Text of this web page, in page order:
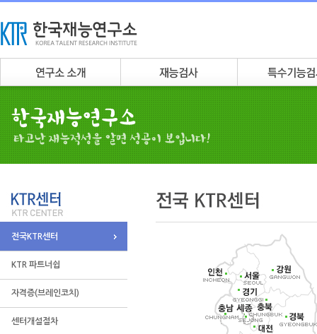
전국KTR센터
KTR 파트너쉽
자격증(브레인코치)
센터개설절차